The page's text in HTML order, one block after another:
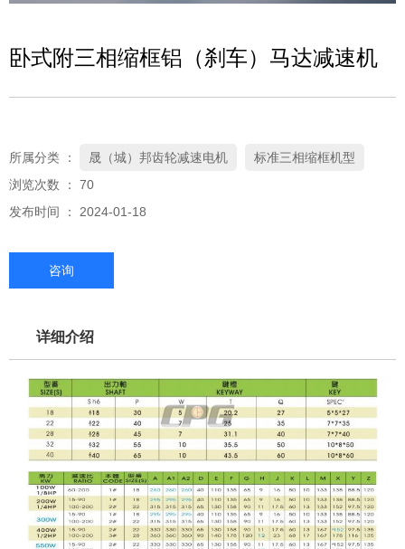
卧式附三相缩框铝（刹车）马达减速机
所属分类 ： 晟（城）邦齿轮减速电机
标准三相缩框机型
浏览次数 ： 70
发布时间 ： 2024-01-18
咨询
详细介绍